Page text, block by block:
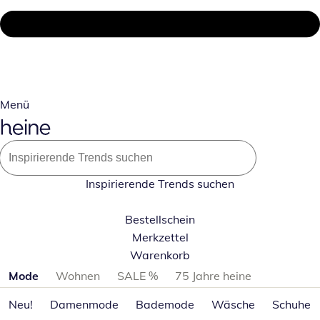
Menü
Inspirierende Trends suchen
Bestellschein
Merkzettel
Warenkorb
Produktkategorien überspringen
Mode Wohnen SALE %
75 Jahre heine
Neu!
Damenmode Bademode Wäsche Schuhe